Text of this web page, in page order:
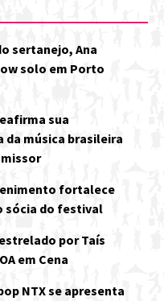
sertanejo, Ana
solo em Porto
sua
da música brasileira
fortalece
sócia do festival
por Taís
em Cena
NTX se apresenta